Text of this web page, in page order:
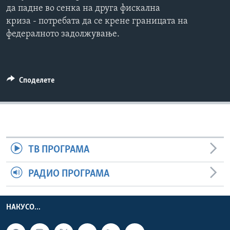
ИНТЕРВЈУА
Јазици
да падне во сенка на друга фискална
криза - потребата да се крене границата на
федералното задолжување.
Споделете
ТВ ПРОГРАМА
РАДИО ПРОГРАМА
НАКУСО...